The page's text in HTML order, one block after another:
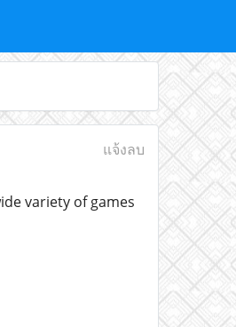
แจ้งลบ
variety of games